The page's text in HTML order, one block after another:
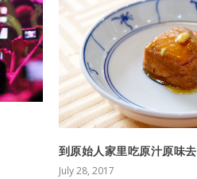
到原始人家里吃原汁原味去
July 28, 2017